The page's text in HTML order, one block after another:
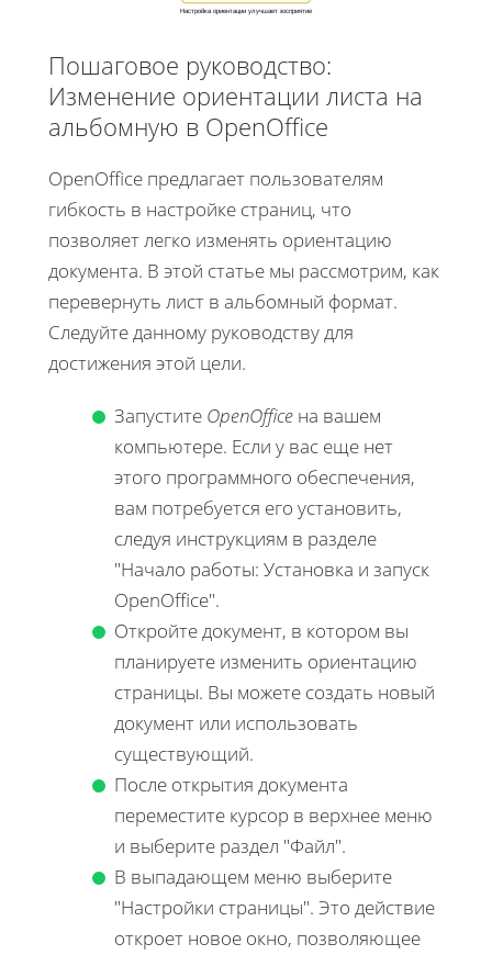
Настройка ориентации улучшает восприятие
Пошаговое руководство:
Изменение ориентации листа на
альбомную в OpenOffice
OpenOffice предлагает пользователям
гибкость в настройке страниц, что
позволяет легко изменять ориентацию
документа. В этой статье мы рассмотрим, как
перевернуть лист в альбомный формат.
Следуйте данному руководству для
достижения этой цели.
Запустите OpenOffice на вашем
компьютере. Если у вас еще нет
этого программного обеспечения,
вам потребуется его установить,
следуя инструкциям в разделе
"Начало работы: Установка и запуск
OpenOffice".
Откройте документ, в котором вы
планируете изменить ориентацию
страницы. Вы можете создать новый
документ или использовать
существующий.
После открытия документа
переместите курсор в верхнее меню
и выберите раздел "Файл".
В выпадающем меню выберите
"Настройки страницы". Это действие
откроет новое окно, позволяющее